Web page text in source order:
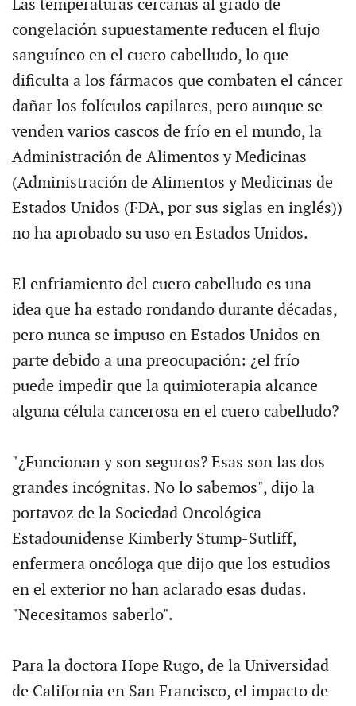
Las temperaturas cercanas al grado de
congelación supuestamente reducen el flujo
sanguíneo en el cuero cabelludo, lo que
dificulta a los fármacos que combaten el cáncer
dañar los folículos capilares, pero aunque se
venden varios cascos de frío en el mundo, la
Administración de Alimentos y Medicinas
(Administración de Alimentos y Medicinas de
Estados Unidos (FDA, por sus siglas en inglés))
no ha aprobado su uso en Estados Unidos.
El enfriamiento del cuero cabelludo es una
idea que ha estado rondando durante décadas,
pero nunca se impuso en Estados Unidos en
parte debido a una preocupación: ¿el frío
puede impedir que la quimioterapia alcance
alguna célula cancerosa en el cuero cabelludo?
"¿Funcionan y son seguros? Esas son las dos
grandes incógnitas. No lo sabemos", dijo la
portavoz de la Sociedad Oncológica
Estadounidense Kimberly Stump-Sutliff,
enfermera oncóloga que dijo que los estudios
en el exterior no han aclarado esas dudas.
"Necesitamos saberlo".
Para la doctora Hope Rugo, de la Universidad
de California en San Francisco, el impacto de